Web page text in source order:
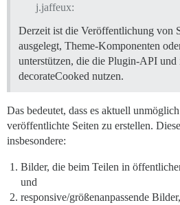
j.jaffeux:
Derzeit ist die Veröffentlichung von
ausgelegt, Theme-Komponenten
unterstützen, die die Plugin-API und
decorateCooked nutzen.
Das bedeutet, dass es aktuell
veröffentlichte Seiten zu erstellen.
insbesondere:
Bilder, die beim Teilen in
und
responsive/größenanpassende